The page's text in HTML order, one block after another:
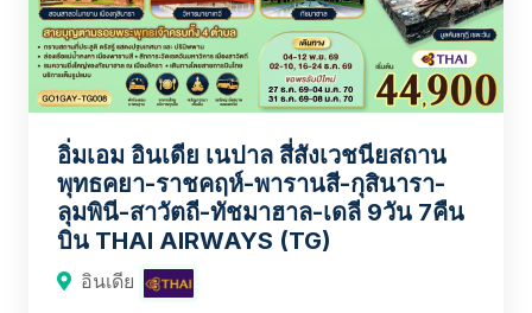
อิ่มเอม อินเดีย เนปาล สี่สังเวชนียสถาน
พุทธคยา-ราชคฤห์-พารานสี-กุสินารา-
ลุมพินี-สาวัตถี-ทัชมาฮาล-เดลี 9วัน 7คืน
บิน THAI AIRWAYS (TG)
อินเดีย